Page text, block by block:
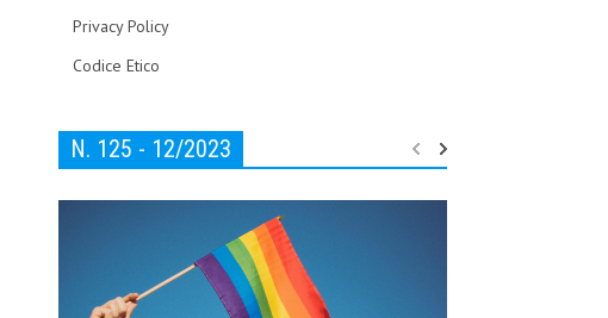
Privacy Policy
Codice Etico
N. 125 - 12/2023